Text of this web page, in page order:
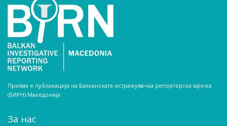
Призма е публикација на Балканската истражувачка репортерска мрежа
(БИРН) Македонија
За нас